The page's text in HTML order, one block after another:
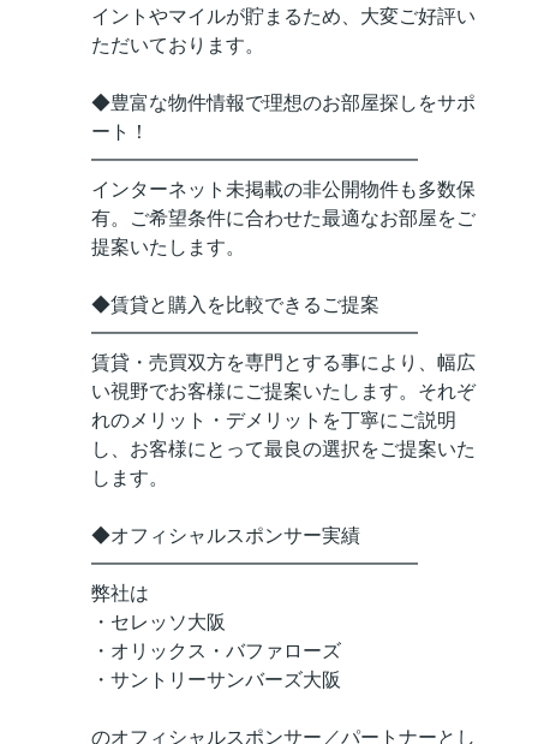
イントやマイルが貯まるため、大変ご好評い
ただいております。
◆豊富な物件情報で理想のお部屋探しをサポ
ート！
━━━━━━━━━━━━━━━━━
インターネット未掲載の非公開物件も多数保
有。ご希望条件に合わせた最適なお部屋をご
提案いたします。
◆賃貸と購入を比較できるご提案
━━━━━━━━━━━━━━━━━
賃貸・売買双方を専門とする事により、幅広
い視野でお客様にご提案いたします。それぞ
れのメリット・デメリットを丁寧にご説明
し、お客様にとって最良の選択をご提案いた
します。
◆オフィシャルスポンサー実績
━━━━━━━━━━━━━━━━━
弊社は
・セレッソ大阪
・オリックス・バファローズ
・サントリーサンバーズ大阪
のオフィシャルスポンサー／パートナーとし